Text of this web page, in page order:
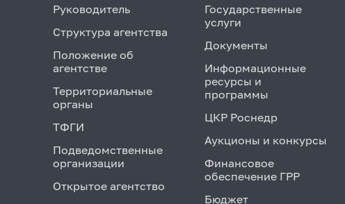
Руководитель
Структура агентства
Положение об
агентстве
Территориальные
органы
ТФГИ
Подведомственные
организации
Открытое агентство
Государственные
услуги
Документы
Информационные
ресурсы и
программы
ЦКР Роснедр
Аукционы и конкурсы
Финансовое
обеспечение ГРР
Бюджет